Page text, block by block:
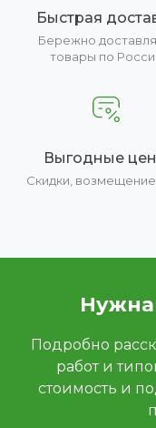
Быстрая
Бережно
товары по
Выгодные
Скидки,
Нужна
Подробно
работ и
стоимость и